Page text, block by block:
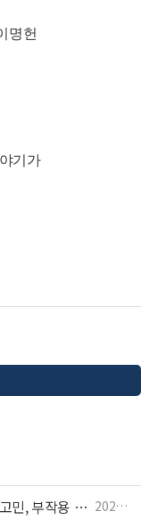
명헌
기가
[과학향기 Story] 다이어트 고민, 부작용 싹 없앤 ‘녹차 비만약’으로 해결? 2025.11.10